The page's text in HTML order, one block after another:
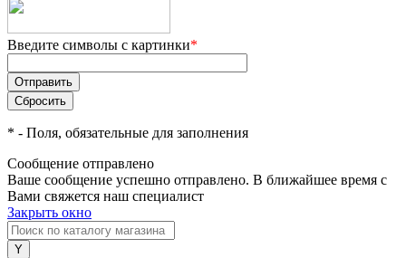
Введите символы с картинки*
* - Поля, обязательные для заполнения
Сообщение отправлено
Ваше сообщение успешно отправлено. В ближайшее время с
Вами свяжется наш специалист
Закрыть окно